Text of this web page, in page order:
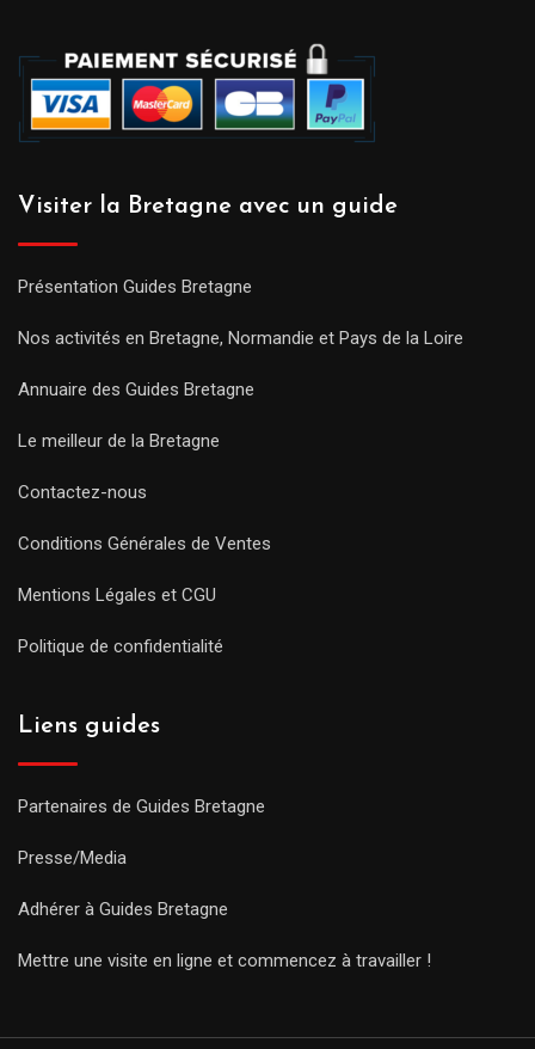
Visiter la Bretagne avec un guide
Présentation Guides Bretagne
Nos activités en Bretagne, Normandie et Pays de la Loire
Annuaire des Guides Bretagne
Le meilleur de la Bretagne
Contactez-nous
Conditions Générales de Ventes
Mentions Légales et CGU
Politique de confidentialité
Liens guides
Partenaires de Guides Bretagne
Presse/Media
Adhérer à Guides Bretagne
Mettre une visite en ligne et commencez à travailler !